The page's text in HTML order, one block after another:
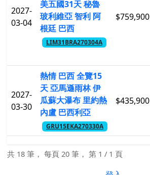
2027-
03-04
美五國31天 秘魯
玻利維亞 智利 阿
根廷 巴西
LIM31BRA270304A
$759,900
2027-
03-30
熱情 巴西 全覽15
天 亞馬遜雨林 伊
瓜蘇大瀑布 里約熱
內盧 巴西利亞
GRU15EKA270330A
$435,900
共 18 筆， 每頁 20 筆， 第 1 / 1 頁